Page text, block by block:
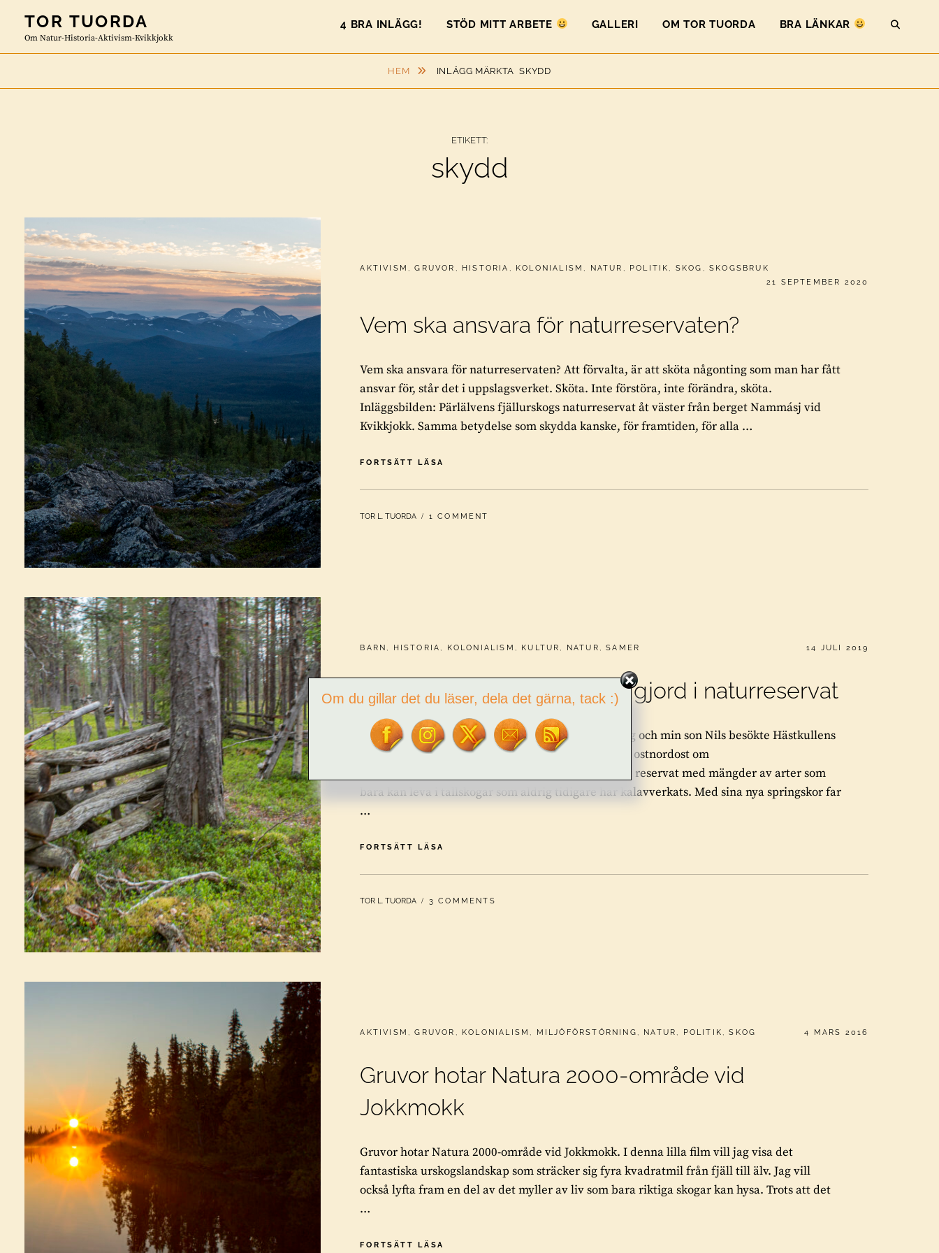
content
TOR TUORDA
Om Natur-Historia-Aktivism-Kvikkjokk
4 BRA INLÄGG! STÖD MITT ARBETE GALLERI OM TOR TUORDA BRA LÄNKAR
HEM INLÄGG MÄRKTASKYDD
ETIKETT:
skydd
CATEGORIES:
AKTIVISM ,GRUVOR , HISTORIA , KOLONIALISM , NATUR , POLITIK , SKOG ,SKOGSBRUK
PUBLICERAT
21 SEPTEMBER 2020
Vem ska ansvara för naturreservaten?
Vem ska ansvara för naturreservaten? Att förvalta, är att sköta någonting som man har fått
ansvar för, står det i uppslagsverket. Sköta. Inte förstöra, inte förändra, sköta.
Inläggsbilden: Pärlälvens fjällurskogs naturreservat åt väster från berget Nammásj vid
Kvikkjokk. Samma betydelse som skydda kanske, för framtiden, för alla …
FORTSÄTT LÄSA
ANSVARA
NATURRESERVATEN?
BY
TOR L. TUORDA 1 COMMENT
CATEGORIES:
BARN , HISTORIA , KOLONIALISM , KULTUR , NATUR ,SAMER PUBLICERAT
14 JULI 2019
Skogssamisk kultur osynliggjord i naturreservat
Skogssamisk kultur osynliggjord i naturreservat. Jag och min son Nils besökte Hästkullens
naturreservat härförleden, som ligger 17 kilometer ostnordost om
Jåhkåmåhkke/Jokkmokk. Ett jättefint talldominerat reservat med mängder av arter som
bara kan leva i tallskogar som aldrig tidigare har kalavverkats. Med sina nya springskor far
…
FORTSÄTT LÄSA
OSYNLIGGJORD
NATURRESERVAT
BY
TOR L. TUORDA 3 COMMENTS
CATEGORIES:
AKTIVISM ,GRUVOR , KOLONIALISM , MILJÖFÖRSTÖRNING , NATUR , POLITIK ,SKOG PUBLICERAT
4 MARS 2016
Gruvor hotar Natura 2000-område vid
Jokkmokk
Gruvor hotar Natura 2000-område vid Jokkmokk. I denna lilla film vill jag visa det
fantastiska urskogslandskap som sträcker sig fyra kvadratmil från fjäll till älv. Jag vill
också lyfta fram en del av det myller av liv som bara riktiga skogar kan hysa. Trots att det
…
FORTSÄTT LÄSA
Om du gillar det du läser, dela det gärna, tack :)